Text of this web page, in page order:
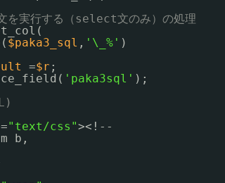
を実行する（select文のみ）の処理
$paka3_sql , '\_%' )
=$r ;
'paka3sql' );
"text/css"><!--
b,